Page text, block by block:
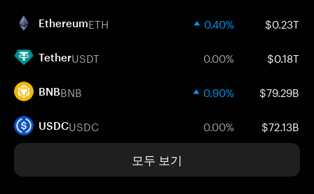
EthereumETH 0.40% $0.23T
TetherUSDT 0.00% $0.18T
BNBBNB 0.90% $79.29B
USDCUSDC 0.00% $72.13B
모두 보기